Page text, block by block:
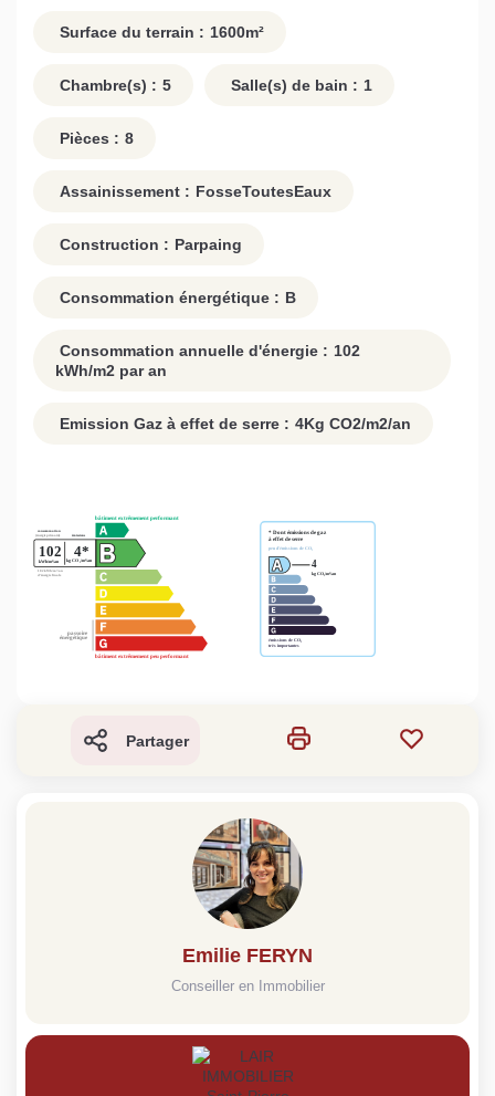
Surface du terrain : 1600m²
Chambre(s) : 5 Salle(s) de bain : 1
Pièces : 8
Assainissement : FosseToutesEaux
Construction : Parpaing
Consommation énergétique : B
Consommation annuelle d'énergie : 102
kWh/m2 par an
Emission Gaz à effet de serre : 4Kg CO2/m2/an
Partager
Emilie FERYN
Conseiller en Immobilier